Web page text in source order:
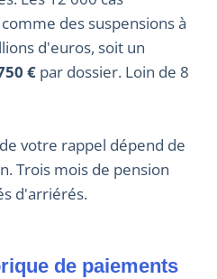
des suspensions à
d'euros, soit un
€ par dossier. Loin de 8
votre rappel dépend de
Trois mois de pension
d'arriérés.
de paiements